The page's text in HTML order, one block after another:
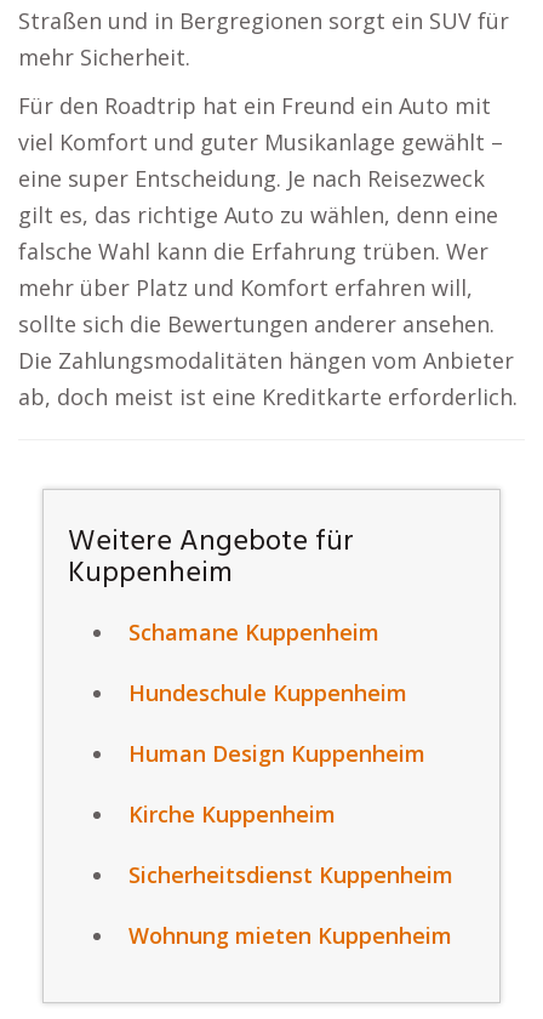
Straßen und in Bergregionen sorgt ein SUV für
mehr Sicherheit.
Für den Roadtrip hat ein Freund ein Auto mit
viel Komfort und guter Musikanlage gewählt –
eine super Entscheidung. Je nach Reisezweck
gilt es, das richtige Auto zu wählen, denn eine
falsche Wahl kann die Erfahrung trüben. Wer
mehr über Platz und Komfort erfahren will,
sollte sich die Bewertungen anderer ansehen.
Die Zahlungsmodalitäten hängen vom Anbieter
ab, doch meist ist eine Kreditkarte erforderlich.
Weitere Angebote für
Kuppenheim
Schamane Kuppenheim
Hundeschule Kuppenheim
Human Design Kuppenheim
Kirche Kuppenheim
Sicherheitsdienst Kuppenheim
Wohnung mieten Kuppenheim